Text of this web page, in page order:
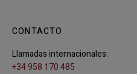
CONTACTO
Llamadas internacionales:
+34 958 170 485